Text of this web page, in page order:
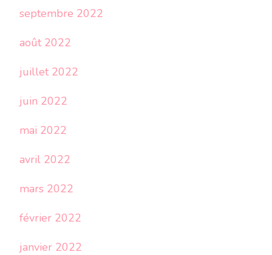
septembre 2022
août 2022
juillet 2022
juin 2022
mai 2022
avril 2022
mars 2022
février 2022
janvier 2022